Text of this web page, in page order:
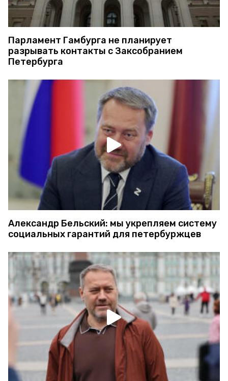
Парламент Гамбурга не планирует
разрывать контакты с Заксобранием
Петербурга
Александр Бельский: мы укрепляем систему
социальных гарантий для петербуржцев